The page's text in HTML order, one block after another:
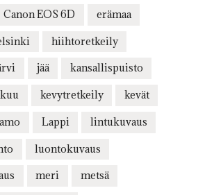
Canon EOS 6D erämaa
hiihtoretkeily
jää kansallispuisto
kevytretkeily kevät
Lappi lintukuvaus
luontokuvaus
meri metsä